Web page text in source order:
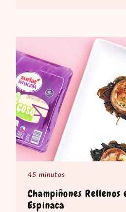
45 minutos
Champiñones Rellenos
Espinaca